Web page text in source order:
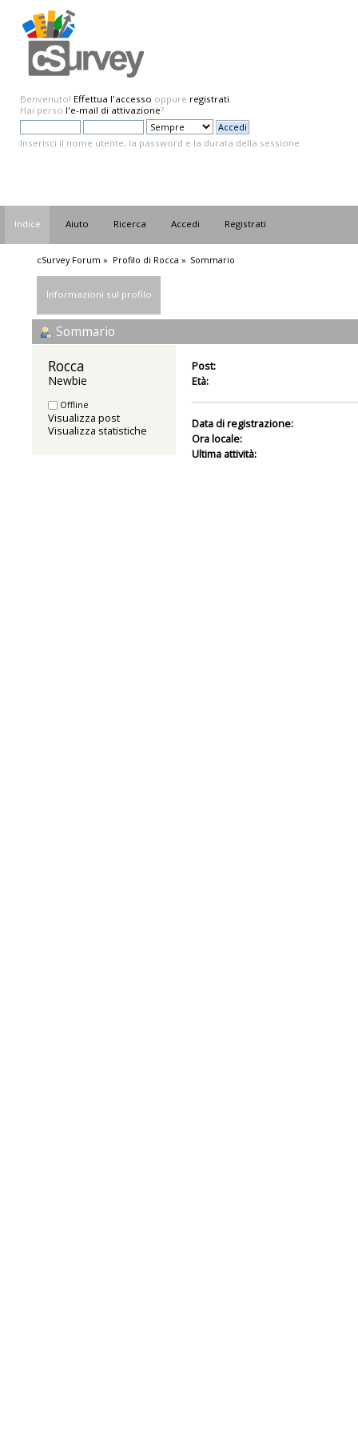
Benvenuto! Effettua l'accesso oppure registrati.
Hai perso l'e-mail di attivazione?
Inserisci il nome utente, la password e la durata della sessione.
Indice Aiuto Ricerca Accedi Registrati
cSurvey Forum » Profilo di Rocca » Sommario
Informazioni sul profilo
Sommario
Rocca
Newbie
Offline
Visualizza post
Visualizza statistiche
Post:
Età:
Data di registrazione:
Ora locale:
Ultima attività: